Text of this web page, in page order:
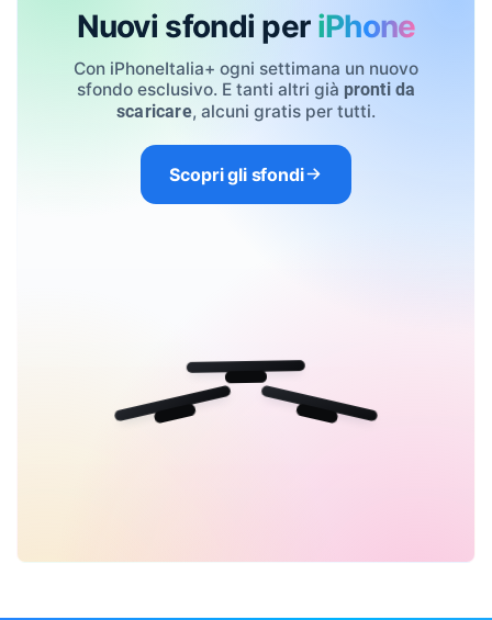
Nuovi sfondi per iPhone
Con iPhoneItalia+ ogni settimana un nuovo
sfondo esclusivo. E tanti altri già pronti da
scaricare, alcuni gratis per tutti.
Scopri gli sfondi